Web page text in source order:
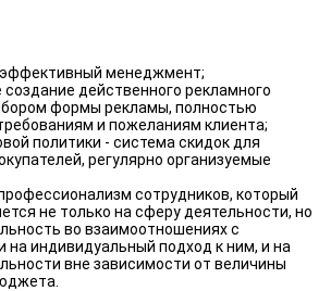
эффективный менеджмент;
действенного рекламного
формы рекламы, полностью
и пожеланиям клиента;
политики - система скидок для
регулярно организуемые
сотрудников, который
не только на сферу деятельности, но
во взаимоотношениях с
на индивидуальный подход к ним, и на
вне зависимости от величины